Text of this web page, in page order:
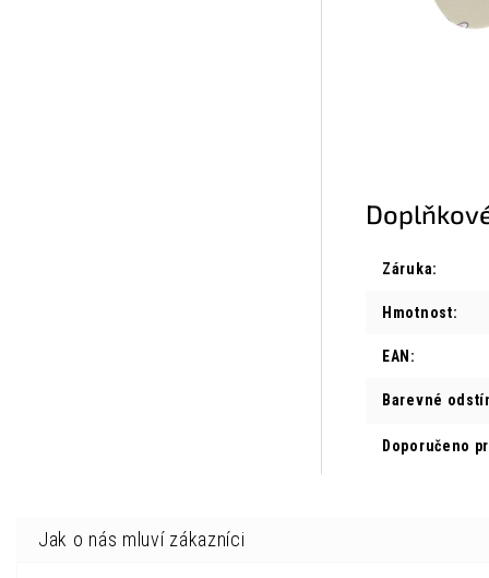
Záruka:
Hmotnost:
EAN :
Barevné
Doporučeno